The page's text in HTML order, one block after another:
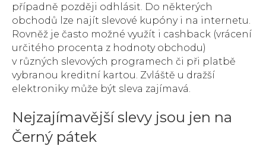
případně později odhlásit. Do některých
obchodů lze najít slevové kupóny i na internetu.
Rovněž je často možné využít i cashback (vrácení
určitého procenta z hodnoty obchodu)
v různých slevových programech či při platbě
vybranou kreditní kartou. Zvláště u dražší
elektroniky může být sleva zajímavá.
Nejzajímavější slevy jsou jen na
Černý pátek